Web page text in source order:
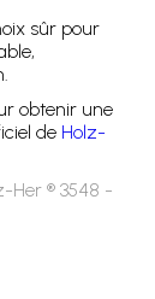
sûr pour
obtenir une
de Holz-
Her ® 3548 -